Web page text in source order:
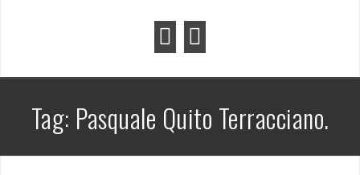
Tag: Pasquale Quito Terracciano.